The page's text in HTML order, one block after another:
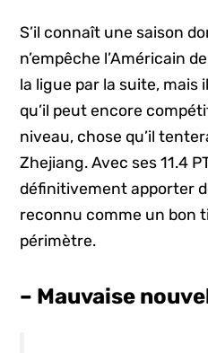
S’il connaît une saison
n’empêche l’Américain
la ligue par la suite, mais
qu’il peut encore
niveau, chose qu’il
Zhejiang. Avec ses 11.4
définitivement apporter
reconnu comme un bon
périmètre.
– Mauvaise